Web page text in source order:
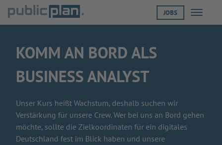
JOBS Menü
KOMM AN BORD ALS
BUSINESS ANALYST
Unser Kurs heißt Wachstum, deshalb suchen wir
Verstärkung für unsere Crew. Wer bei uns an Bord gehen
möchte, sollte die Zielkoordinaten für ein digitales
Deutschland fest im Blick haben und unsere